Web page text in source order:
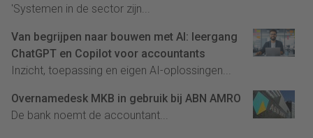
'Systemen in de sector zijn...
Van begrijpen naar bouwen met AI: leergang
ChatGPT en Copilot voor accountants
Inzicht, toepassing en eigen AI-oplossingen...
Overnamedesk MKB in gebruik bij ABN AMRO
De bank noemt de accountant...